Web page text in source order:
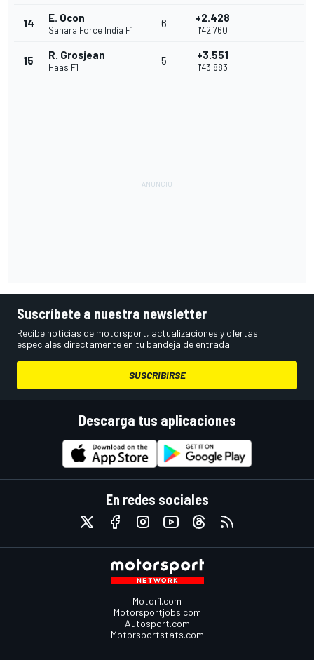
14 E. Ocon
Sahara Force India F1
6 +2.428
1'42.760
15 R. Grosjean
Haas F1
5 +3.551
1'43.883
Suscríbete a nuestra newsletter
Recibe noticias de motorsport, actualizaciones y ofertas
especiales directamente en tu bandeja de entrada.
SUSCRIBIRSE
Descarga tus aplicaciones
En redes sociales
Motor1.com
Motorsportjobs.com
Autosport.com
Motorsportstats.com